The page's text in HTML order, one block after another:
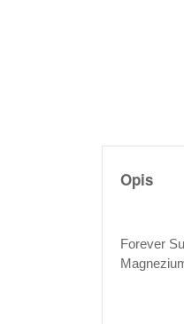
Opis
Forever